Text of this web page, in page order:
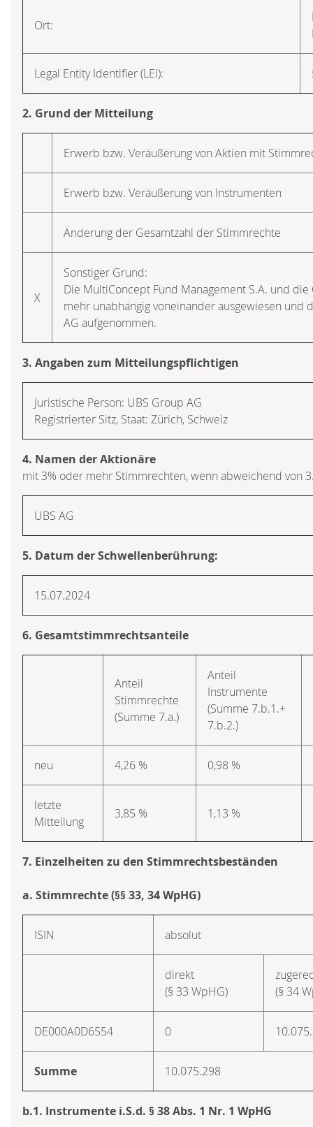
Ort:
Legal Entity Identifier (LEI):
2. Grund der Mitteilung
Erwerb bzw. Veräußerung von Aktien mit
Erwerb bzw. Veräußerung von Instrumenten
Änderung der Gesamtzahl der Stimmrechte
X
Sonstiger Grund:
Die MultiConcept Fund Management S.A. und
mehr unabhängig voneinander ausgewiesen und
AG aufgenommen.
3. Angaben zum Mitteilungspflichtigen
Juristische Person: UBS Group AG
Registrierter Sitz, Staat: Zürich, Schweiz
4. Namen der Aktionäre
mit 3% oder mehr Stimmrechten, wenn abweichend von
UBS AG
5. Datum der Schwellenberührung:
15.07.2024
6. Gesamtstimmrechtsanteile
Anteil
Stimmrechte
(Summe 7.a.)
Anteil
Instrumente
(Summe 7.b.1.+
7.b.2.)
neu 4,26 % 0,98 %
letzte
Mitteilung
3,85 % 1,13 %
7. Einzelheiten zu den Stimmrechtsbeständen
a. Stimmrechte (§§ 33, 34 WpHG)
ISIN absolut
direkt
(§ 33 WpHG)
(§ 34
DE000A0D6554 0
Summe 10.075.298
b.1. Instrumente i.S.d. § 38 Abs. 1 Nr. 1 WpHG